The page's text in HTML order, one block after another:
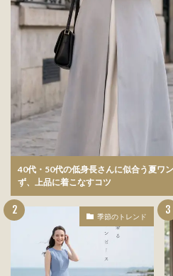
40代・50代の低身長さんに似合う夏ワ
ず、上品に着こなすコツ
季節のトレンド